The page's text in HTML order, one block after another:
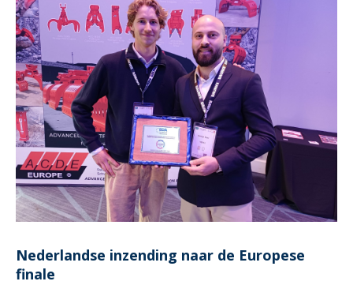
Nederlandse inzending naar de Europese
finale